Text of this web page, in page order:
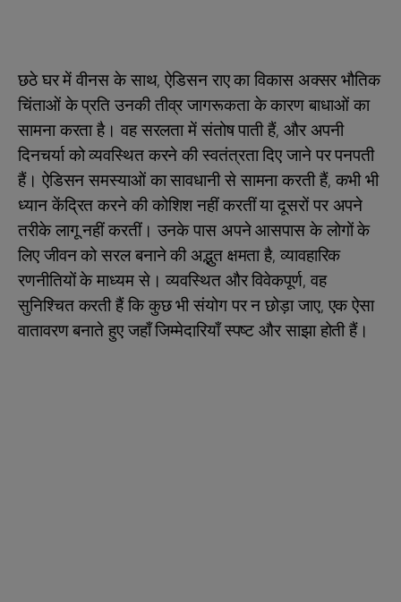
छठे घर में वीनस के साथ, ऐडिसन राए का विकास अक्सर भौतिक
चिंताओं के प्रति उनकी तीव्र जागरूकता के कारण बाधाओं का
सामना करता है। वह सरलता में संतोष पाती हैं, और अपनी
दिनचर्या को व्यवस्थित करने की स्वतंत्रता दिए जाने पर पनपती
हैं। ऐडिसन समस्याओं का सावधानी से सामना करती हैं, कभी भी
ध्यान केंद्रित करने की कोशिश नहीं करतीं या दूसरों पर अपने
तरीके लागू नहीं करतीं। उनके पास अपने आसपास के लोगों के
लिए जीवन को सरल बनाने की अद्भुत क्षमता है, व्यावहारिक
रणनीतियों के माध्यम से। व्यवस्थित और विवेकपूर्ण, वह
सुनिश्चित करती हैं कि कुछ भी संयोग पर न छोड़ा जाए, एक ऐसा
वातावरण बनाते हुए जहाँ जिम्मेदारियाँ स्पष्ट और साझा होती हैं।